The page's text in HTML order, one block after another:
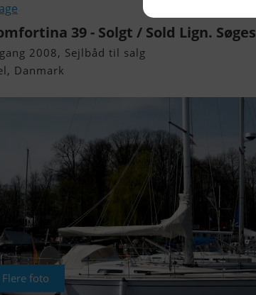
39 - Solgt / Sold Lign. Søges
2008, Sejlbåd til salg
Danmark
Flere foto